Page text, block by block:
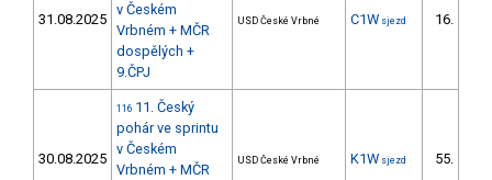
31.08.2025
v Českém
Vrbném + MČR
dospělých +
9.ČPJ
USD České Vrbné C1W sjezd 16.
30.08.2025
116 11. Český
pohár ve sprintu
v Českém
Vrbném + MČR
USD České Vrbné K1W sjezd 55.